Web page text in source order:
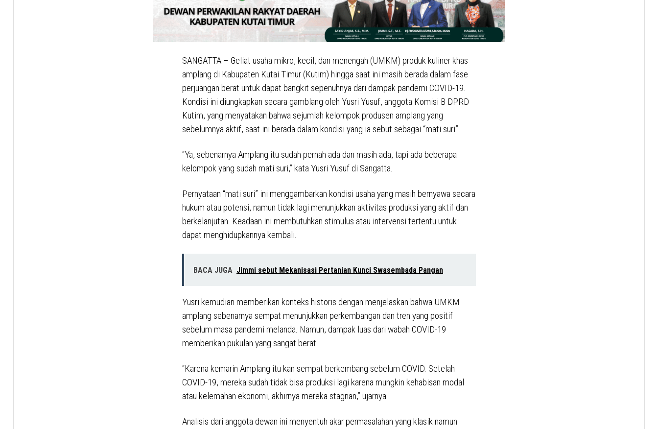
SANGATTA – Geliat usaha mikro, kecil, dan menengah (UMKM) produk kuliner khas
amplang di Kabupaten Kutai Timur (Kutim) hingga saat ini masih berada dalam fase
perjuangan berat untuk dapat bangkit sepenuhnya dari dampak pandemi COVID-19.
Kondisi ini diungkapkan secara gamblang oleh Yusri Yusuf, anggota Komisi B DPRD
Kutim, yang menyatakan bahwa sejumlah kelompok produsen amplang yang
sebelumnya aktif, saat ini berada dalam kondisi yang ia sebut sebagai “mati suri”.
“Ya, sebenarnya Amplang itu sudah pernah ada dan masih ada, tapi ada beberapa
kelompok yang sudah mati suri,” kata Yusri Yusuf di Sangatta.
Pernyataan “mati suri” ini menggambarkan kondisi usaha yang masih bernyawa secara
hukum atau potensi, namun tidak lagi menunjukkan aktivitas produksi yang aktif dan
berkelanjutan. Keadaan ini membutuhkan stimulus atau intervensi tertentu untuk
dapat menghidupkannya kembali.
BACA JUGA Jimmi sebut Mekanisasi Pertanian Kunci Swasembada Pangan
Yusri kemudian memberikan konteks historis dengan menjelaskan bahwa UMKM
amplang sebenarnya sempat menunjukkan perkembangan dan tren yang positif
sebelum masa pandemi melanda. Namun, dampak luas dari wabah COVID-19
memberikan pukulan yang sangat berat.
“Karena kemarin Amplang itu kan sempat berkembang sebelum COVID. Setelah
COVID-19, mereka sudah tidak bisa produksi lagi karena mungkin kehabisan modal
atau kelemahan ekonomi, akhirnya mereka stagnan,” ujarnya.
Analisis dari anggota dewan ini menyentuh akar permasalahan yang klasik namun